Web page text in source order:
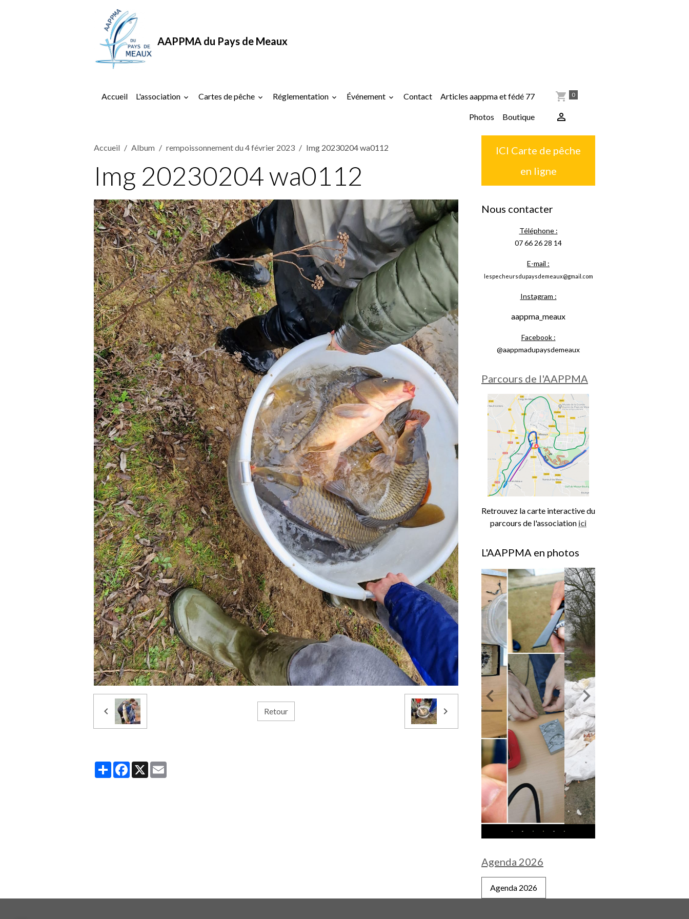
AAPPMA du Pays de Meaux
Accueil L'association Cartes de pêche Réglementation Événement Contact Articles aappma et fédé 77
Photos Boutique
0
Accueil Album rempoissonnement du 4 février 2023 Img 20230204 wa0112
Img 20230204 wa0112
Retour
PartagerFacebook
X
ICI Carte de pêche
en ligne
Nous contacter
Téléphone :
07 66 26 28 14
E-mail :
lespecheursdupaysdemeaux@gmail.com
Instagram :
aappma_meaux
Facebook :
@aappmadupaysdemeaux
Parcours de l'AAPPMA
Retrouvez la carte interactive du
parcours de l'association ici
L'AAPPMA en photos
Agenda 2026
Agenda 2026